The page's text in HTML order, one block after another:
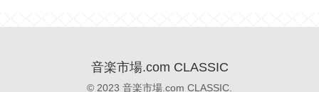
音楽市場.com CLASSIC
© 2023 音楽市場.com CLASSIC.